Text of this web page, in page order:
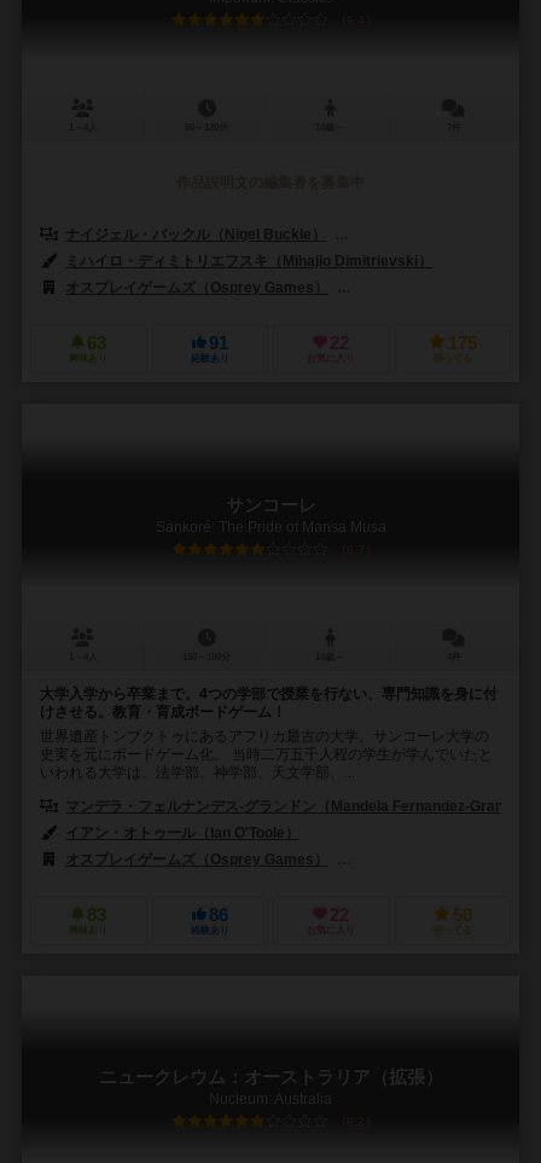
6.4
ナイジェル・バックル（Nigel Buckle）
ミハイロ・ディミトリエフスキ（Mihajlo Dimitrievski）
オスプレイゲームズ（Osprey Games）
63
興味あり
91
経験あり
22
お気に入り
175
持ってる
サンコーレ
Sankoré: The Pride of Mansa Musa
6.7
大学入学から卒業まで。4つの学部で授業を行ない、専門知識を身に付
けさせる。教育・育成ボードゲーム！
世界遺産トンブクトゥにあるアフリカ最古の大学。サンコーレ大学の
史実を元にボードゲーム化。 当時二万五千人程の学生が学んでいたと
いわれる大学は、法学部、神学部、天文学部、...
マンデラ・フェルナンデス-グランドン（Mandela Fernandez-Grandon
イアン・オトゥール（Ian O'Toole）
オスプレイゲームズ（Osprey Games）
83
興味あり
86
経験あり
22
お気に入り
50
持ってる
ニュークレウム：オーストラリア（拡張）
Nucleum: Australia
6.2